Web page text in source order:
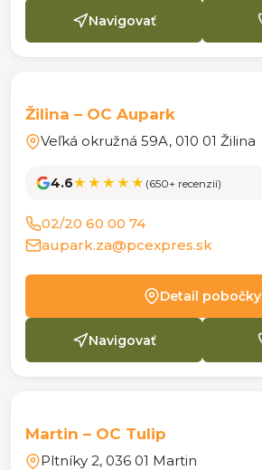
Navigovať
Žilina – OC Aupark
Veľká okružná 59A, 010 01 Žilina
4.6★★★★★ (650+ recenzií)
02/20 60 00 74
aupark.za@pcexpres.sk
Detail pobočky
Navigovať
Martin – OC Tulip
Pltníky 2, 036 01 Martin